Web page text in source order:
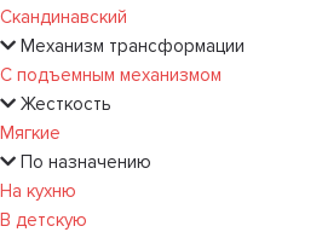
Скандинавский
Механизм трансформации
С подъемным механизмом
Жесткость
Мягкие
По назначению
На кухню
В детскую